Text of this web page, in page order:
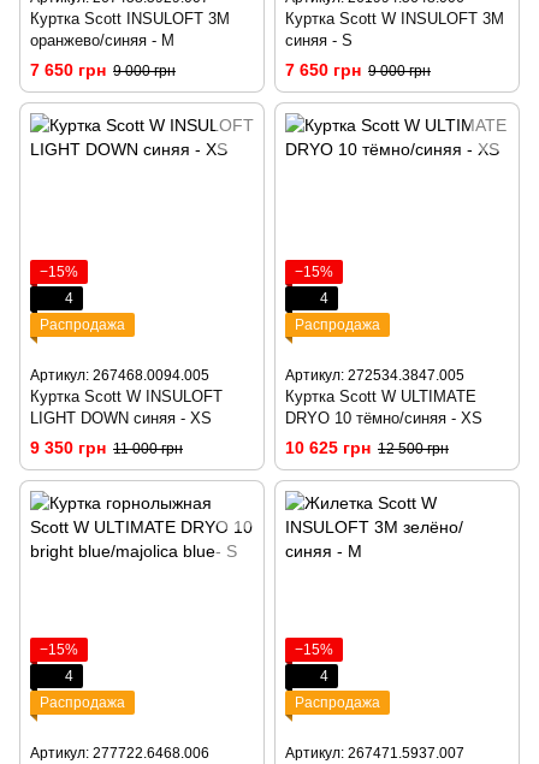
Куртка Scott INSULOFT 3M
оранжево/синяя - M
7 650 грн 9 000 грн
Куртка Scott W INSULOFT 3M
синяя - S
7 650 грн 9 000 грн
−15%
4
Распродажа
Артикул: 267468.0094.005
Куртка Scott W INSULOFT
LIGHT DOWN синяя - XS
9 350 грн 11 000 грн
−15%
4
Распродажа
Артикул: 272534.3847.005
Куртка Scott W ULTIMATE
DRYO 10 тёмно/синяя - XS
10 625 грн 12 500 грн
−15%
4
Распродажа
Артикул: 277722.6468.006
−15%
4
Распродажа
Артикул: 267471.5937.007